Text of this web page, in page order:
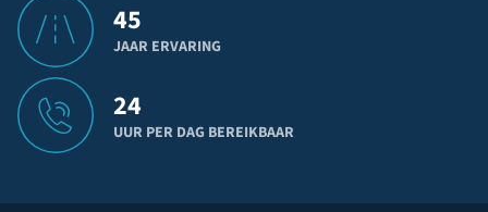
45
JAAR ERVARING
24
UUR PER DAG BEREIKBAAR